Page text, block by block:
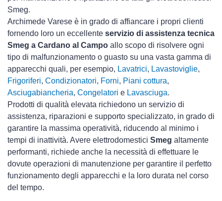
Smeg.
Archimede Varese è in grado di affiancare i propri clienti
fornendo loro un eccellente servizio di assistenza tecnica
Smeg a Cardano al Campo allo scopo di risolvere ogni
tipo di malfunzionamento o guasto su una vasta gamma di
apparecchi quali, per esempio, Lavatrici, Lavastoviglie,
Frigoriferi, Condizionatori, Forni, Piani cottura,
Asciugabiancheria, Congelatori e Lavasciuga.
Prodotti di qualità elevata richiedono un servizio di
assistenza, riparazioni e supporto specializzato, in grado di
garantire la massima operatività, riducendo al minimo i
tempi di inattività. Avere elettrodomestici Smeg altamente
performanti, richiede anche la necessità di effettuare le
dovute operazioni di manutenzione per garantire il perfetto
funzionamento degli apparecchi e la loro durata nel corso
del tempo.